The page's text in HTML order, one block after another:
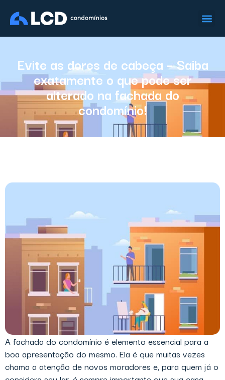
Evite as dores de cabeça – Saiba
exatamente o que pode ser
alterado na fachada do
condomínio!
A fachada do condomínio é elemento essencial para a
boa apresentação do mesmo. Ela é que muitas vezes
chama a atenção de novos moradores e, para quem já o